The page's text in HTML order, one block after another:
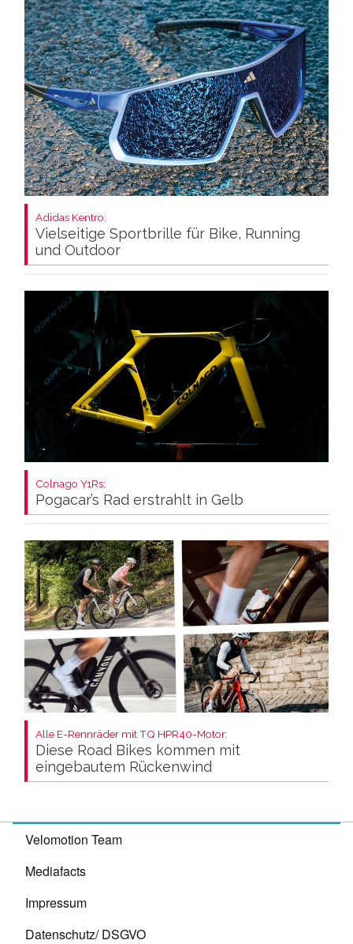
Adidas Kentro:
Vielseitige Sportbrille für Bike, Running
und Outdoor
Colnago Y1Rs:
Pogacar’s Rad erstrahlt in Gelb
Alle E-Rennräder mit TQ HPR40-Motor:
Diese Road Bikes kommen mit
eingebautem Rückenwind
Velomotion Team
Mediafacts
Impressum
Datenschutz/ DSGVO